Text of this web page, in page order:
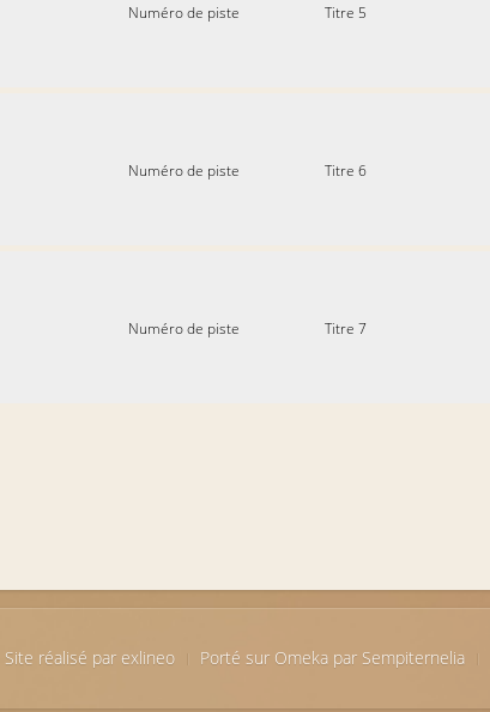
Numéro de piste Titre 5
Numéro de piste Titre 6
Numéro de piste Titre 7
Site réalisé par exlineo Porté sur Omeka par Sempiternelia